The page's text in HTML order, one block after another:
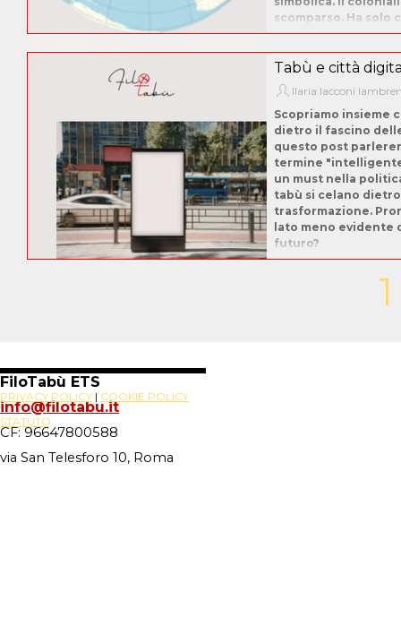
scomparso. Ha solo
Tabù e città
Ilaria Iacconi
Scopriamo insieme
dietro il fascino
questo post
termine
un must nella
tabù si celano
trasformazione.
lato meno evidente
futuro?
1
PRIVACY POLICY | COOKIE POLICY
STATUTO
FiloTabù ETS
info@filotabu.it
CF: 96647800588
via San Telesforo 10, Roma